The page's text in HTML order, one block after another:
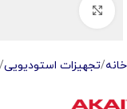
خانه تجهیزات استودیویی